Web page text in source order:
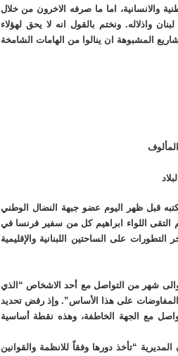
والانسانية، اما ما صرفه الاخرون من خلال
وجهته اخضاع لبنان واذلاله. ونختم بالقول انه لا يحق لهؤلاء
المشبوهة ان ينالوا من الهامات الشامخة
قبل ظهر اليوم عضو جبهة النضال الوطني
التقى اللواء ابراهيم كل من سفير فرنسا في
على الساحتين اللبنانية والإقليمية
شهر من التواصل مع أحد الاشخاص “الذي
المفاوضات على هذا الأساس”. وإذ رفض تحديد
مع الجهة الخاطفة، وهذه نقطة أساسية
“تأخذ دورها وفقاً للانظمة والقوانين